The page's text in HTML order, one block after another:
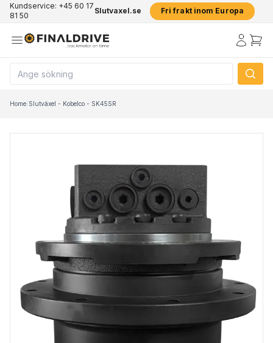
Kundservice: +45 60 17
81 50
Slutvaxel.se Fri frakt inom Europa
Home/Slutväxel - Kobelco - SK45SR